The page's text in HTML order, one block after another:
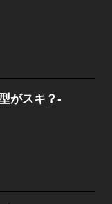
がスキ？-